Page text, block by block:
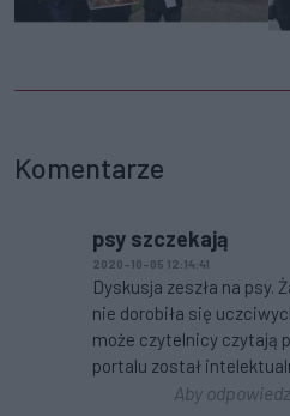
Komentarze
psy szczekają
2020-10-05 12:14:41
Dyskusja zeszła na psy.
nie dorobiła się
może czytelnicy czytają
portalu został
Aby